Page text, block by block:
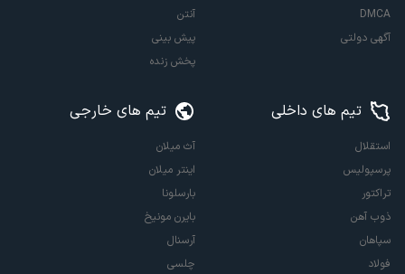
DMCA
آگهی دولتی
آنتن
پیش بینی
پخش زنده
تیم های داخلی
استقلال
پرسپولیس
تراکتور
ذوب آهن
سپاهان
فولاد
تیم های خارجی
آث میلان
اینتر میلان
بارسلونا
بایرن مونیخ
آرسنال
چلسی